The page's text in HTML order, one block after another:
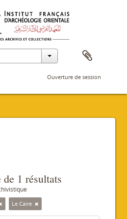
Ouverture de session
1 résultats
Le Caire